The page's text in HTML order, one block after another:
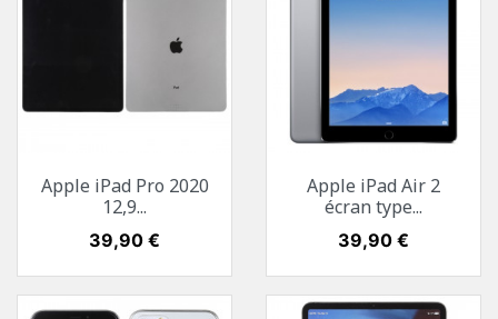
Apple iPad Pro 2020
12,9...
Prix
39,90 €
Apple iPad Air 2
écran type...
Prix
39,90 €